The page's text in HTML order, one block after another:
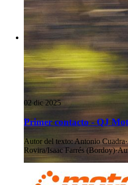
02 dic 2025
Primer contacto - QJ
Autor del texto:Antonio Cuadra·
Rovira/Isaac Farrés (Bordoy)·